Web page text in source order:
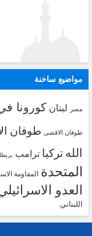
مواضيع ساخنة
مصر لبنان كورونا
طوفان الاقصى طوفان
الله تركيا ترامب
المتحدة
المقاومة
العدو
اللبناني